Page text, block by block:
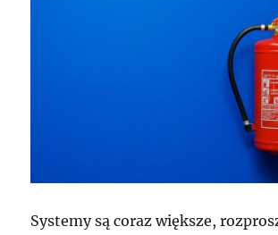
Systemy są coraz większe,